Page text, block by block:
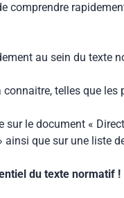
comprendre
au sein du texte
telles que
le document «
que sur une liste
du texte normatif !